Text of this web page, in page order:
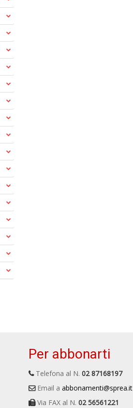
Per abbonarti
Telefona al N. 02 87168197
Email a abbonamenti@sprea.it
Via FAX al N. 02 56561221